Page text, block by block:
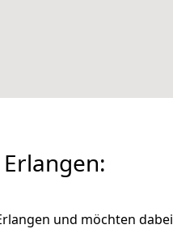
und möchten dabei